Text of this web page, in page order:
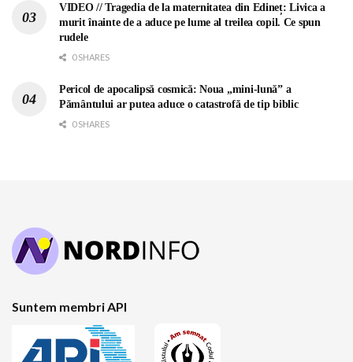
VIDEO // Tragedia de la maternitatea din Edineț: Livica a
murit înainte de a aduce pe lume al treilea copil. Ce spun
rudele
0 SHARES
Pericol de apocalipsă cosmică: Noua „mini-lună” a
Pământului ar putea aduce o catastrofă de tip biblic
0 SHARES
Suntem membri API